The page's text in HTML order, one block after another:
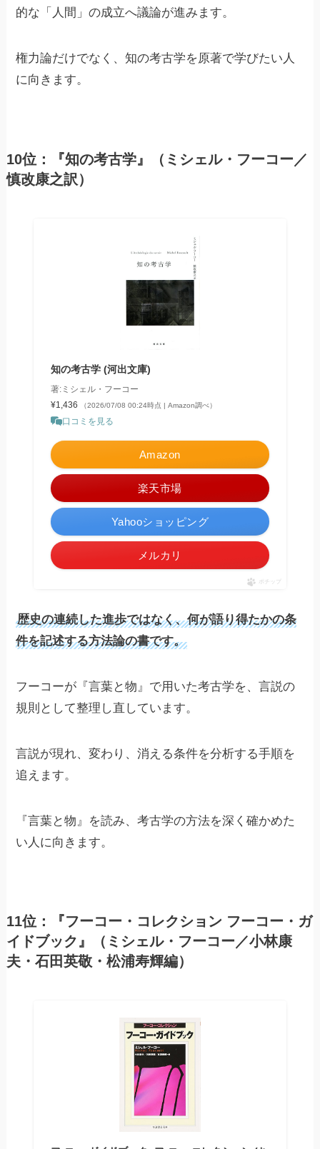
的な「人間」の成立へ議論が進みます。
権力論だけでなく、知の考古学を原著で学びたい人
に向きます。
10位：『知の考古学』（ミシェル・フーコー／
慎改康之訳）
知の考古学 (河出文庫)
著:ミシェル・フーコー
¥1,436
（2026/07/08 00:24時点 | Amazon調べ）
口コミを見る
Amazon
楽天市場
Yahooショッピング
メルカリ
ポチップ
歴史の連続した進歩ではなく、何が語り得たかの条
件を記述する方法論の書です。
フーコーが『言葉と物』で用いた考古学を、言説の
規則として整理し直しています。
言説が現れ、変わり、消える条件を分析する手順を
追えます。
『言葉と物』を読み、考古学の方法を深く確かめた
い人に向きます。
11位：『フーコー・コレクション フーコー・ガ
イドブック』（ミシェル・フーコー／小林康
夫・石田英敬・松浦寿輝編）